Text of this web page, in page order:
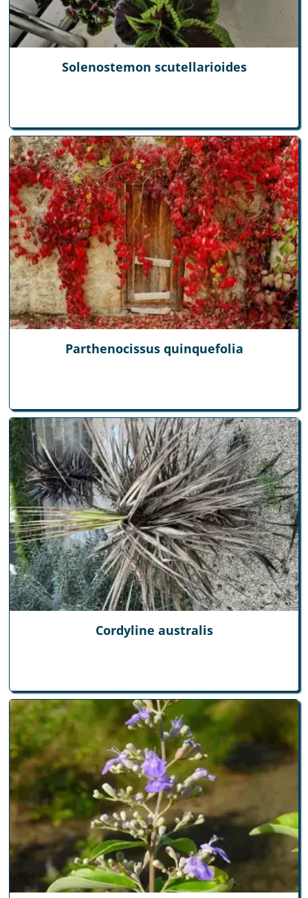
Solenostemon scutellarioides
Parthenocissus quinquefolia
Cordyline australis